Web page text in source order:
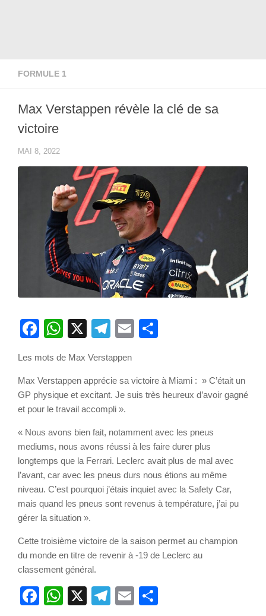
FORMULE 1
Max Verstappen révèle la clé de sa
victoire
MAI 8, 2022
Facebook
WhatsApp
X Telegram
Email
Les mots de Max Verstappen
Max Verstappen apprécie sa victoire à Miami : » C’était un
GP physique et excitant. Je suis très heureux d’avoir gagné
et pour le travail accompli ».
« Nous avons bien fait, notamment avec les pneus
mediums, nous avons réussi à les faire durer plus
longtemps que la Ferrari. Leclerc avait plus de mal avec
l’avant, car avec les pneus durs nous étions au même
niveau. C’est pourquoi j’étais inquiet avec la Safety Car,
mais quand les pneus sont revenus à température, j’ai pu
gérer la situation ».
Cette troisième victoire de la saison permet au champion
du monde en titre de revenir à -19 de Leclerc au
classement général.
Facebook
WhatsApp
X Telegram
Email